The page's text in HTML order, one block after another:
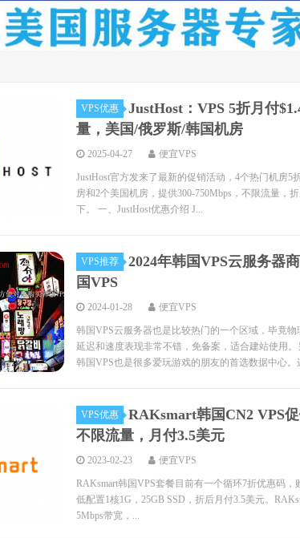
VPS优惠
JustHost：VPS 5折月付
量，美国/俄罗斯/韩国机房
2025-04-27 便宜VPS
JustHost官方发来了最新的促销活动，4个热门机房
房和2个美国机房，提供300-750Mbps，不限流量，
下。 一、JustHost优惠介绍 J...
VPS推荐
2024年韩国VPS云服务器
国VPS
2024-01-28 便宜VPS
韩国VPS云服务器也是比较热门的一个区域，毕竟
延迟和速度表现非常不错，免备案，适合建站使用
韩国VPS也是很多爱玩游戏的朋友的首选数据中心。
VPS优惠
RAKsmart韩国CN2 VPS
不限流量，月付3.5美元
2023-02-23 便宜VPS
RAKsmart韩国VPS套餐目前有一个循环7折优惠码
低配置1核1G，25GB SSD，折后月付3.5美元。
5Mbps带宽，...